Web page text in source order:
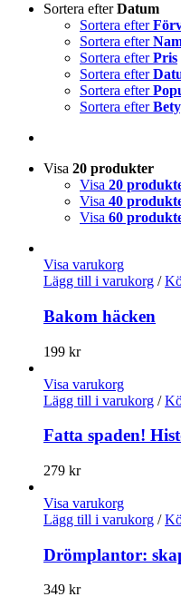
Sortera efterDatum
Sortera efter
Sortera efter
Sortera efterPris
Sortera efter
Sortera efter
Sortera efter
Visa 20 produkter
Visa 20
Visa 40
Visa 60
Visa varukorg
Lägg till i varukorg /
Bakom häcken
199 kr
Visa varukorg
Lägg till i varukorg /
Fatta spaden!
279 kr
Visa varukorg
Lägg till i varukorg /
Drömplantor:
349 kr